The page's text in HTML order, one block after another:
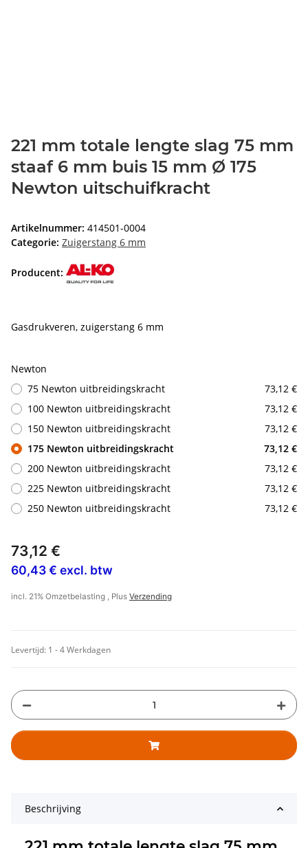
221 mm totale lengte slag 75 mm
staaf 6 mm buis 15 mm Ø 175
Newton uitschuifkracht
Artikelnummer: 414501-0004
Categorie: Zuigerstang 6 mm
Producent:
Gasdrukveren, zuigerstang 6 mm
Newton
75 Newton uitbreidingskracht
73,12 €
100 Newton uitbreidingskracht
73,12 €
150 Newton uitbreidingskracht
73,12 €
175 Newton uitbreidingskracht
73,12 €
200 Newton uitbreidingskracht
73,12 €
225 Newton uitbreidingskracht
73,12 €
250 Newton uitbreidingskracht
73,12 €
73,12 €
60,43 € excl. btw
incl. 21% Omzetbelasting , Plus Verzending
Levertijd: 1 - 4 Werkdagen
Beschrijving